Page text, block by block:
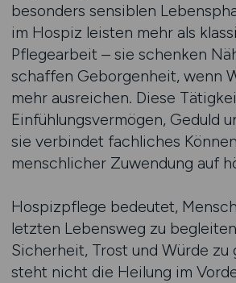
besonders sensiblen
im Hospiz leisten mehr als
Pflegearbeit – sie schenken
schaffen Geborgenheit, wenn
mehr ausreichen. Diese
Einfühlungsvermögen, Geduld
sie verbindet fachliches
menschlicher Zuwendung auf
Hospizpflege bedeutet,
letzten Lebensweg zu
Sicherheit, Trost und Würde zu
steht nicht die Heilung im